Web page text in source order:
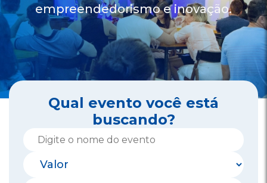
empreendedorismo e inovação.
Qual evento você está
buscando?